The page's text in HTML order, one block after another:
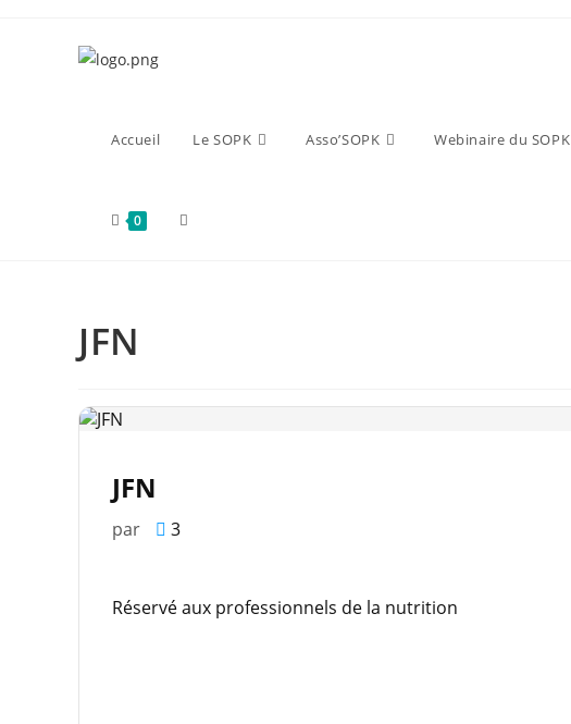
Accueil Le SOPK Asso’SOPK Webinaire du SOPK
0
JFN
JFN
par 3
Réservé aux professionnels de la nutrition